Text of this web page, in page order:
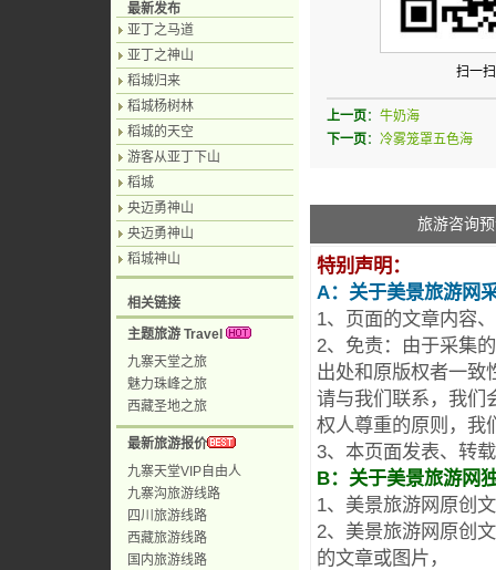
扫一
上一页： 牛奶海
下一页： 冷雾笼罩五色海
旅游咨询
特别声明：
A：关于美景旅游网
1、页面的文章内容
2、免责：由于采集
出处和原版权者一致
请与我们联系，我们
权人尊重的原则，我
3、本页面发表、转
B：关于美景旅游网
1、美景旅游网原创
2、美景旅游网原创
的文章或图片，
最新发布
亚丁之马道
亚丁之神山
稻城归来
稻城杨树林
稻城的天空
游客从亚丁下山
稻城
央迈勇神山
央迈勇神山
稻城神山
相关链接
主题旅游 Travel
九寨天堂之旅
魅力珠峰之旅
西藏圣地之旅
最新旅游报价
九寨天堂VIP自由人
九寨沟旅游线路
四川旅游线路
西藏旅游线路
国内旅游线路